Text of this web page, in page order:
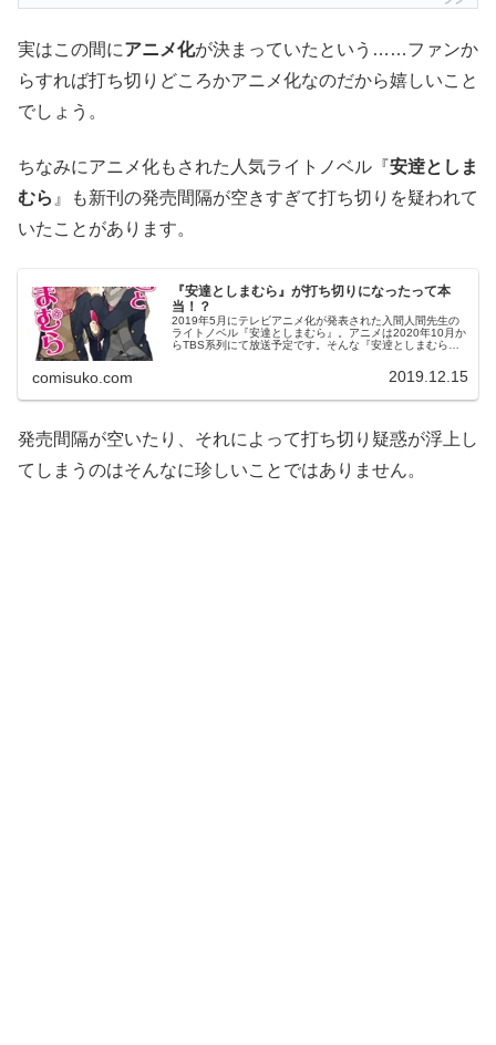
実はこの間にアニメ化が決まっていたという……ファンか
らすれば打ち切りどころかアニメ化なのだから嬉しいこと
でしょう。
ちなみにアニメ化もされた人気ライトノベル『安逹としま
むら 』も新刊の発売間隔が空きすぎて打ち切りを疑われて
いたことがあります。
『安達としまむら』が打ち切りになったって本
当！？
2019年5月にテレビアニメ化が発表された入間人間先生の
ライトノベル『安達としまむら』。アニメは2020年10月か
らTBS系列にて放送予定です。そんな『安逹としまむら』
comisuko.com 2019.12.15
発売間隔が空いたり、それによって打ち切り疑惑が浮上し
てしまうのはそんなに珍しいことではありません。